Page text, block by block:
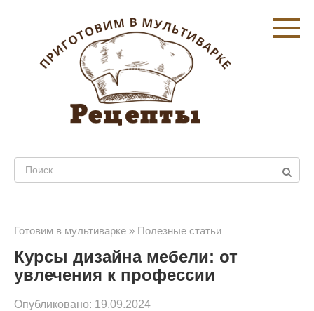
контенту
Поиск:
Готовим в мультиварке » Полезные статьи
Курсы дизайна мебели: от
увлечения к профессии
Опубликовано: 19.09.2024